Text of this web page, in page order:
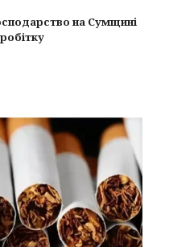
на Сумщині